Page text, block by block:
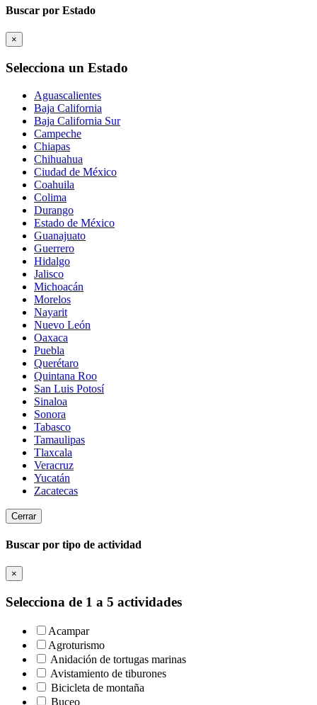
Buscar por Estado
×
Selecciona un Estado
Aguascalientes
Baja California
Baja California Sur
Campeche
Chiapas
Chihuahua
Ciudad de México
Coahuila
Colima
Durango
Estado de México
Guanajuato
Guerrero
Hidalgo
Jalisco
Michoacán
Morelos
Nayarit
Nuevo León
Oaxaca
Puebla
Querétaro
Quintana Roo
San Luis Potosí
Sinaloa
Sonora
Tabasco
Tamaulipas
Tlaxcala
Veracruz
Yucatán
Zacatecas
Cerrar
Buscar por tipo de actividad
×
Selecciona de 1 a 5 actividades
Acampar
Agroturismo
Anidación de tortugas marinas
Avistamiento de tiburones
Bicicleta de montaña
Buceo